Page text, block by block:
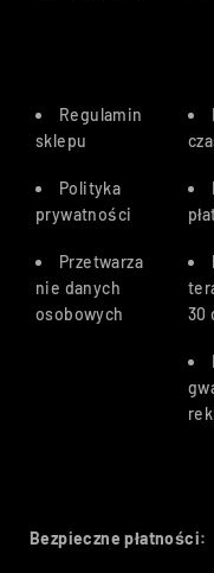
Regulamin
sklepu
Polityka
prywatności
Przetwarza
nie danych
osobowych
30
Bezpieczne płatności: